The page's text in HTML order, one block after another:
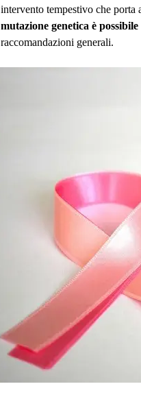
intervento tempestivo che
mutazione genetica è
raccomandazioni generali.